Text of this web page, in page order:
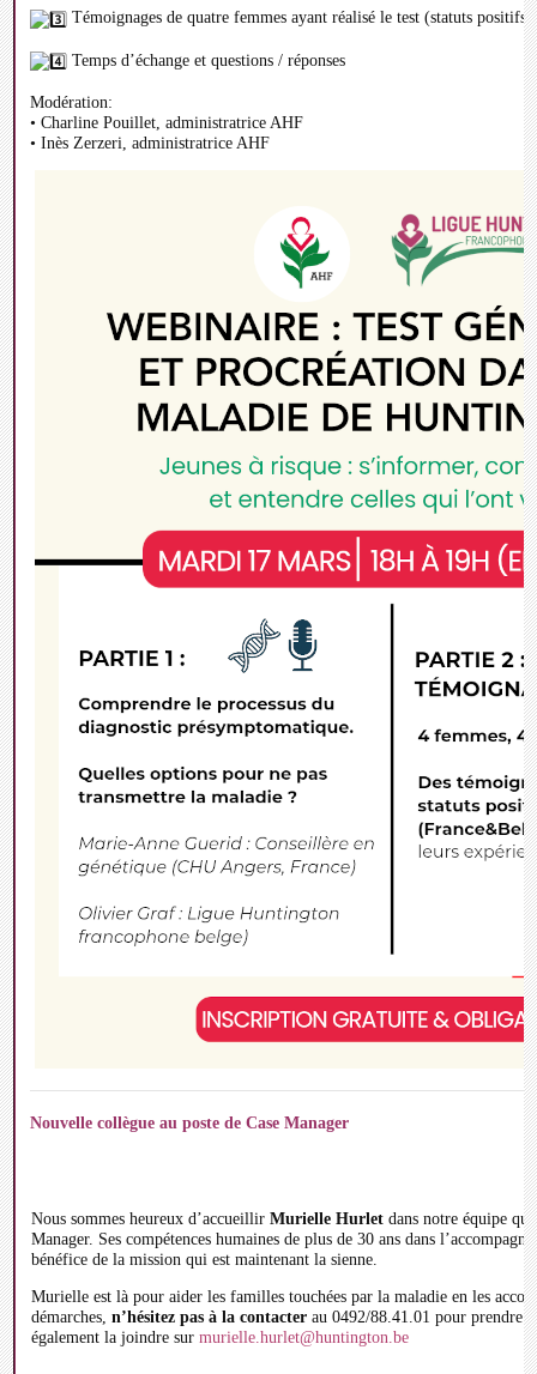
Témoignages de quatre femmes ayant réalisé le test (statuts positifs
Temps d’échange et questions / réponses
Modération:
• Charline Pouillet, administratrice AHF
• Inès Zerzeri, administratrice AHF
Nouvelle collègue au poste de Case Manager
Nous sommes heureux d’accueillirMurielle Hurlet dans notre équipe qui
Manager. Ses compétences humaines de plus de 30 ans dans
bénéfice de la mission qui est maintenant la sienne.
Murielle est là pour aider les familles touchées par la maladie en les
démarches,n’hésitez pas à la contacter au 0492/88.41.01 pour prendre
également la joindre surmurielle.hurlet@huntington.be